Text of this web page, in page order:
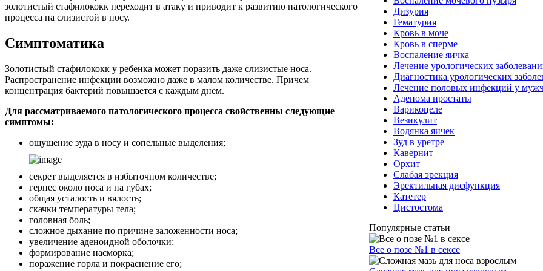
золотистый стафилококк переходит в атаку и приводит к развитию патологического
процесса на слизистой в носу.
Симптоматика
Золотистый стафилококк у ребенка может поразить даже слизистые носа.
Распространение инфекции возможно даже в малом количестве. Причем
концентрация бактерий повышается с каждым днем.
Для рассматриваемого патологического процесса свойственны следующие
симптомы:
ощущение зуда в носу и сопельные выделения;
секрет выделяется в избыточном количестве;
герпес около носа и на губах;
общая усталость и вялость;
скачки температуры тела;
головная боль;
сложное дыхание по причине заложенности носа;
увеличение аденоидной оболочки;
формирование насморка;
поражение горла и покраснение его;
Дизурия
Гематурия
Кровь в моче
Кровь в сперме
Воспаление яичка
Лечение урологических
Диагностика урологических
Лечение половых инфекций у
Аденома простаты
Варикоцеле
Везикулит
Водянка яичек
Зуд в уретре
Кавернит
Орхит
Слабая эрекция
Эректильная дисфункция
Катетер
Цистостома
Популярные статьи
Все о позе №1 в сексе